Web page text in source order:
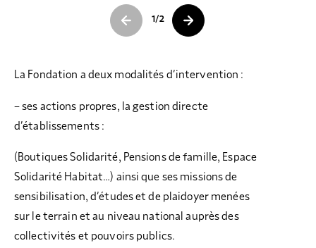
1/2
La Fondation a deux modalités d’intervention :
– ses actions propres, la gestion directe
d’établissements :
(Boutiques Solidarité, Pensions de famille, Espace
Solidarité Habitat…) ainsi que ses missions de
sensibilisation, d’études et de plaidoyer menées
sur le terrain et au niveau national auprès des
collectivités et pouvoirs publics.